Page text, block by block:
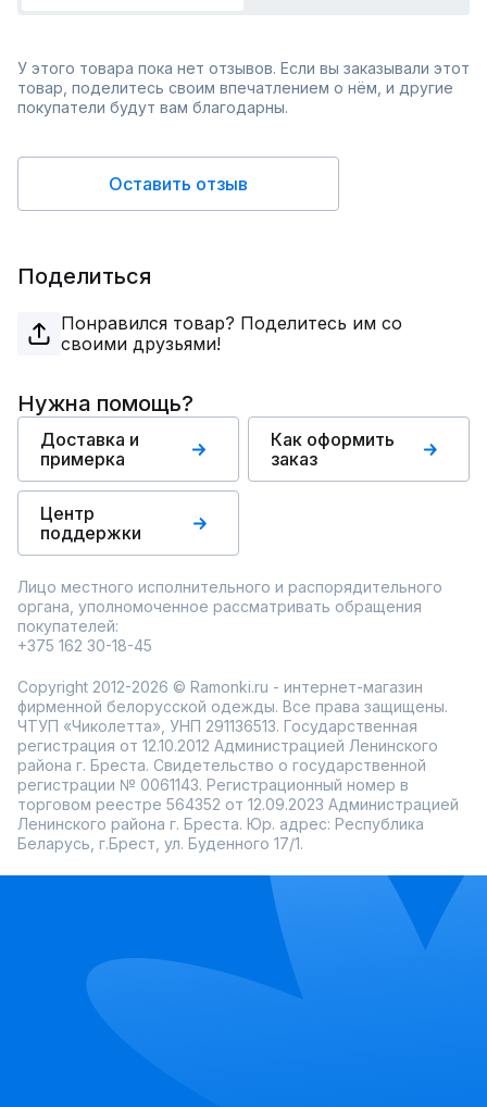
У этого товара пока нет отзывов. Если вы заказывали этот
товар, поделитесь своим впечатлением о нём, и другие
покупатели будут вам благодарны.
Оставить отзыв
Поделиться
Понравился товар? Поделитесь им со
своими друзьями!
Нужна помощь?
Доставка и
примерка
Как оформить
заказ
Центр
поддержки
Лицо местного исполнительного и распорядительного
органа, уполномоченное рассматривать обращения
покупателей:
+375 162 30-18-45
Copyright 2012-2026 © Ramonki.ru - интернет-магазин
фирменной белорусской одежды. Все права защищены.
ЧТУП «Чиколетта», УНП 291136513. Государственная
регистрация от 12.10.2012 Администрацией Ленинского
района г. Бреста. Свидетельство о государственной
регистрации № 0061143. Регистрационный номер в
торговом реестре 564352 от 12.09.2023 Администрацией
Ленинского района г. Бреста. Юр. адрес: Республика
Беларусь, г.Брест, ул. Буденного 17/1.